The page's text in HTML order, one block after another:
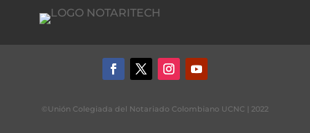
©Unión Colegiada del Notariado Colombiano UCNC | 2022